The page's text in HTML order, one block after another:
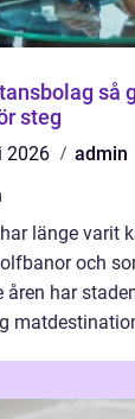
så går processen
steg
2026
admin
länge varit
och
åren har